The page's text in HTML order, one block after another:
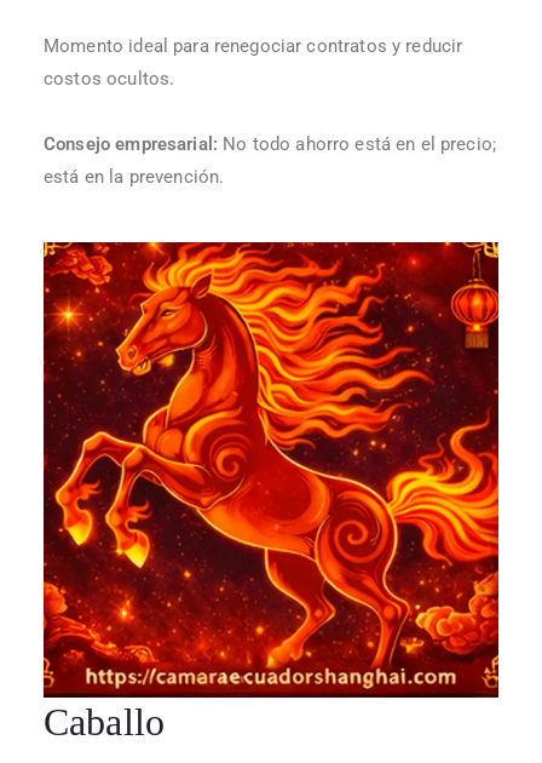
Momento ideal para renegociar contratos y reducir
costos ocultos.
Consejo empresarial: No todo ahorro está en el precio;
está en la prevención.
Caballo